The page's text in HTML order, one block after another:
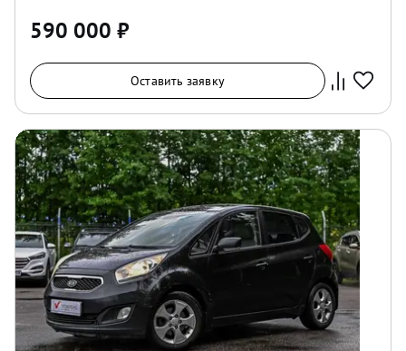
590 000 ₽
Оставить заявку